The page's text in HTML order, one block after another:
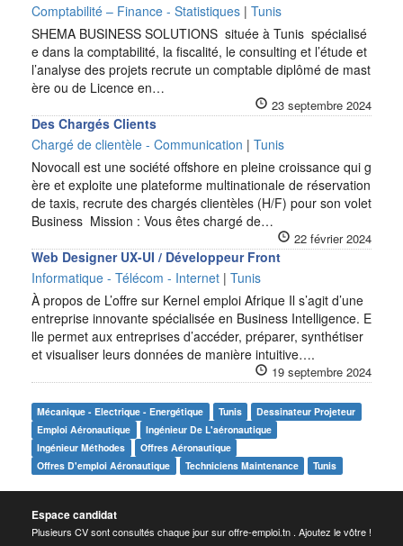
Comptabilité – Finance - Statistiques | Tunis
SHEMA BUSINESS SOLUTIONS située à Tunis spécialisé
e dans la comptabilité, la fiscalité, le consulting et l’étude et
l’analyse des projets recrute un comptable diplômé de mast
ère ou de Licence en…
23 septembre 2024
Des Chargés Clients
Chargé de clientèle - Communication | Tunis
Novocall est une société offshore en pleine croissance qui g
ère et exploite une plateforme multinationale de réservation
de taxis, recrute des chargés clientèles (H/F) pour son volet
Business Mission : Vous êtes chargé de…
22 février 2024
Web Designer UX-UI / Développeur Front
Informatique - Télécom - Internet | Tunis
À propos de L’offre sur Kernel emploi Afrique Il s’agit d’une
entreprise innovante spécialisée en Business Intelligence. E
lle permet aux entreprises d’accéder, préparer, synthétiser
et visualiser leurs données de manière intuitive….
19 septembre 2024
Mécanique - Electrique - Energétique Tunis
Dessinateur Projeteur
Emploi Aéronautique
Ingénieur De L'aéronautique
Ingénieur Méthodes
Offres Aéronautique
Offres D'emploi Aéronautique
Techniciens Maintenance Tunis
Espace candidat
Plusieurs CV sont consultés chaque jour sur offre-emploi.tn . Ajoutez le vôtre !